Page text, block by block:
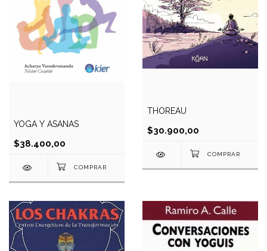
YOGA Y ASANAS
$38.400,00
THOREAU
$30.900,00